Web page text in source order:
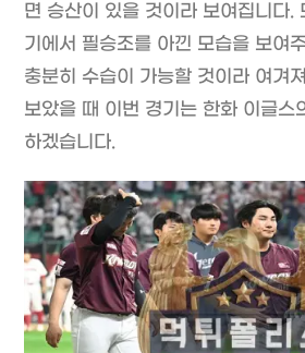
면 승산이 있을 것이라 보여집니다.
기에서 필승조를 아낀 모습을 보여
충분히 수습이 가능할 것이라 여겨
보았을 때 이번 경기는 한화 이글스
하겠습니다.